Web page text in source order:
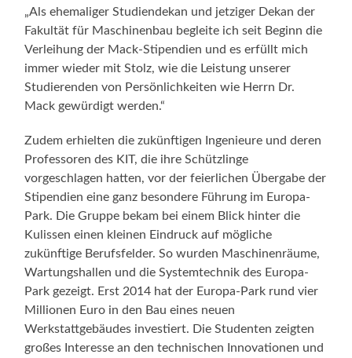
„Als ehemaliger Studiendekan und jetziger Dekan der
Fakultät für Maschinenbau begleite ich seit Beginn die
Verleihung der Mack-Stipendien und es erfüllt mich
immer wieder mit Stolz, wie die Leistung unserer
Studierenden von Persönlichkeiten wie Herrn Dr.
Mack gewürdigt werden.“
Zudem erhielten die zukünftigen Ingenieure und deren
Professoren des KIT, die ihre Schützlinge
vorgeschlagen hatten, vor der feierlichen Übergabe der
Stipendien eine ganz besondere Führung im Europa-
Park. Die Gruppe bekam bei einem Blick hinter die
Kulissen einen kleinen Eindruck auf mögliche
zukünftige Berufsfelder. So wurden Maschinenräume,
Wartungshallen und die Systemtechnik des Europa-
Park gezeigt. Erst 2014 hat der Europa-Park rund vier
Millionen Euro in den Bau eines neuen
Werkstattgebäudes investiert. Die Studenten zeigten
großes Interesse an den technischen Innovationen und